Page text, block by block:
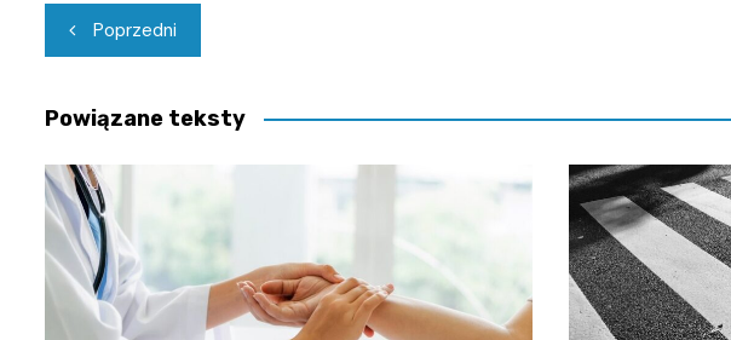
Nawigacja
wpisu
Poprzedni
Powiązane teksty